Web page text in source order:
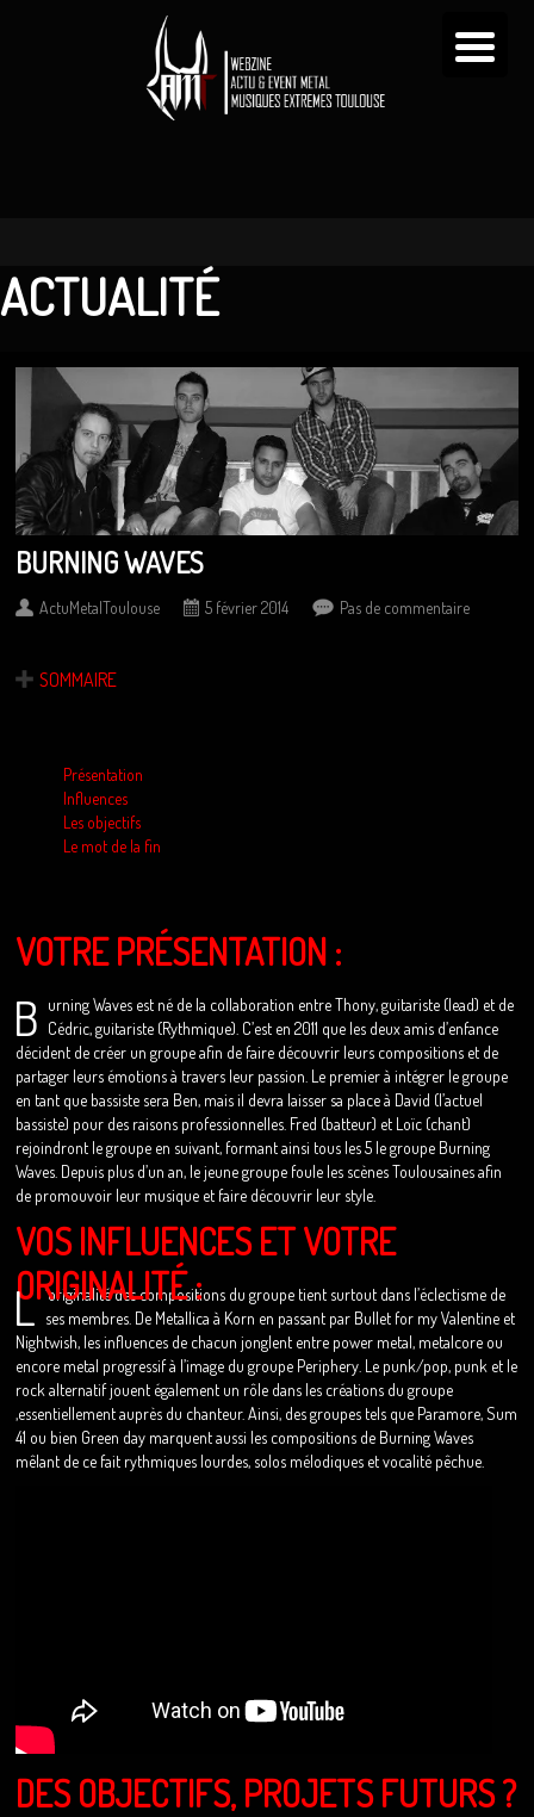
ACTUALITÉ
BURNING WAVES
ActuMetalToulouse 5 février 2014 Pas de commentaire
SOMMAIRE
Présentation
Influences
Les objectifs
Le mot de la fin
VOTRE PRÉSENTATION :
B urning Waves est né de la collaboration entre Thony, guitariste (lead) et de
Cédric, guitariste (Rythmique). C’est en 2011 que les deux amis d’enfance
décident de créer un groupe afin de faire découvrir leurs compositions et de
partager leurs émotions à travers leur passion. Le premier à intégrer le groupe
en tant que bassiste sera Ben, mais il devra laisser sa place à David (l’actuel
bassiste) pour des raisons professionnelles. Fred (batteur) et Loïc (chant)
rejoindront le groupe en suivant, formant ainsi tous les 5 le groupe Burning
Waves. Depuis plus d’un an, le jeune groupe foule les scènes Toulousaines afin
de promouvoir leur musique et faire découvrir leur style.
VOS INFLUENCES ET VOTRE
ORIGINALITÉ :
L ‘originalité des compositions du groupe tient surtout dans l’éclectisme de
ses membres. De Metallica à Korn en passant par Bullet for my Valentine et
Nightwish, les influences de chacun jonglent entre power metal, metalcore ou
encore metal progressif à l’image du groupe Periphery. Le punk/pop, punk et le
rock alternatif jouent également un rôle dans les créations du groupe
,essentiellement auprès du chanteur. Ainsi, des groupes tels que Paramore, Sum
41 ou bien Green day marquent aussi les compositions de Burning Waves
mêlant de ce fait rythmiques lourdes, solos mélodiques et vocalité pêchue.
DES OBJECTIFS, PROJETS FUTURS ?